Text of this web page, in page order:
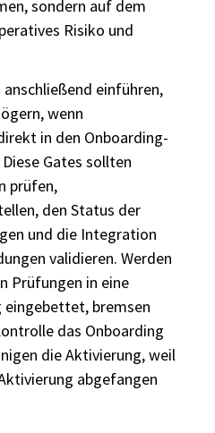
sondern auf dem
Risiko und
anschließend einführen,
wenn
in den Onboarding-
Gates sollten
prüfen,
den Status der
und die Integration
validieren. Werden
Prüfungen in eine
bremsen
das Onboarding
die Aktivierung, weil
abgefangen